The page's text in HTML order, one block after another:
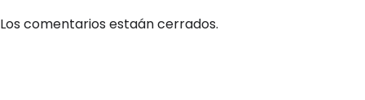
Los comentarios estaán cerrados.